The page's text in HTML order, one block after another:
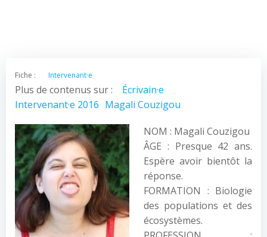
Fiche : Intervenant·e
Plus de contenus sur :
Écrivain·e
Intervenant·e 2016 Magali Couzigou
NOM : Magali Couzigou
ÂGE : Presque 42 ans.
Espère avoir bientôt la
réponse.
FORMATION : Biologie
des populations et des
écosystèmes.